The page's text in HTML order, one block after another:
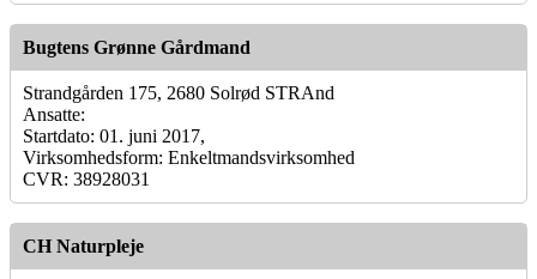
Bugtens Grønne Gårdmand
Strandgården 175, 2680 Solrød STRAnd
Ansatte:
Startdato: 01. juni 2017,
Virksomhedsform: Enkeltmandsvirksomhed
CVR: 38928031
CH Naturpleje